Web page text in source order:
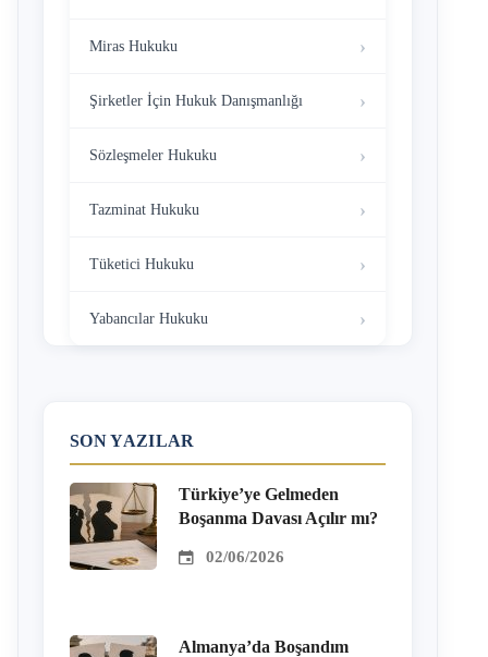
Miras Hukuku
Şirketler İçin Hukuk Danışmanlığı
Sözleşmeler Hukuku
Tazminat Hukuku
Tüketici Hukuku
Yabancılar Hukuku
SON YAZILAR
Türkiye’ye Gelmeden
Boşanma Davası Açılır mı?
02/06/2026
Almanya’da Boşandım